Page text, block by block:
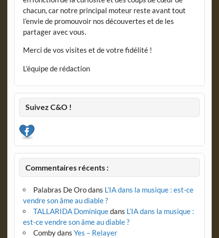
chacun, car notre principal moteur reste avant tout
l’envie de promouvoir nos découvertes et de les
partager avec vous.
Merci de vos visites et de votre fidélité !
L’équipe de rédaction
Suivez C&O !
Commentaires récents :
Palabras De Orodans L’IA dans la musique : est-ce
vendre son âme au diable ?
TALLARIDA Dominiquedans L’IA dans la musique :
est-ce vendre son âme au diable ?
Combydans Yes – Relayer